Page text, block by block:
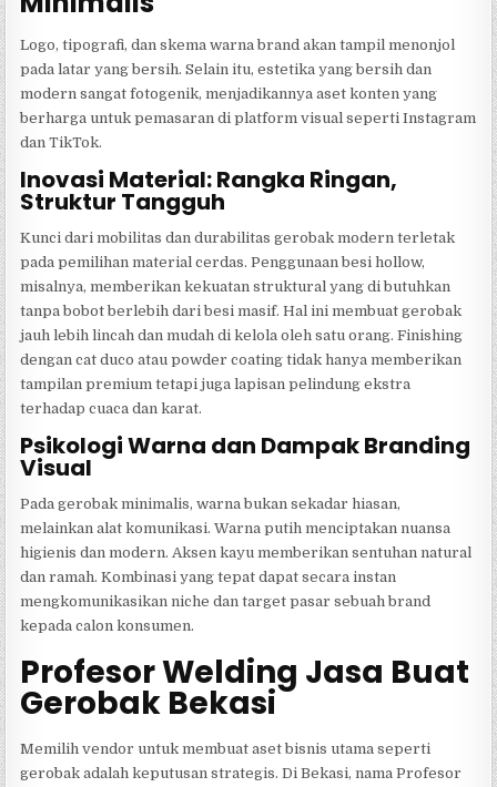
Logo, tipografi, dan skema warna brand akan tampil menonjol
pada latar yang bersih. Selain itu, estetika yang bersih dan
modern sangat fotogenik, menjadikannya aset konten yang
berharga untuk pemasaran di platform visual seperti Instagram
dan TikTok.
Inovasi Material: Rangka Ringan,
Struktur Tangguh
Kunci dari mobilitas dan durabilitas gerobak modern terletak
pada pemilihan material cerdas. Penggunaan besi hollow,
misalnya, memberikan kekuatan struktural yang di butuhkan
tanpa bobot berlebih dari besi masif. Hal ini membuat gerobak
jauh lebih lincah dan mudah di kelola oleh satu orang. Finishing
dengan cat duco atau powder coating tidak hanya memberikan
tampilan premium tetapi juga lapisan pelindung ekstra
terhadap cuaca dan karat.
Psikologi Warna dan Dampak Branding
Visual
Pada gerobak minimalis, warna bukan sekadar hiasan,
melainkan alat komunikasi. Warna putih menciptakan nuansa
higienis dan modern. Aksen kayu memberikan sentuhan natural
dan ramah. Kombinasi yang tepat dapat secara instan
mengkomunikasikan niche dan target pasar sebuah brand
kepada calon konsumen.
Profesor Welding Jasa Buat
Gerobak Bekasi
Memilih vendor untuk membuat aset bisnis utama seperti
gerobak adalah keputusan strategis. Di Bekasi, nama Profesor